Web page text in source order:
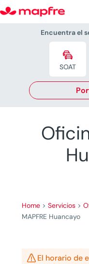
Encuentra el

SOAT
Home> Servicios>
MAPFRE Huancayo
El horario de